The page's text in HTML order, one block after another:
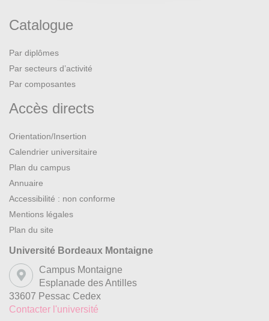
Catalogue
Par diplômes
Par secteurs d’activité
Par composantes
Accès directs
Orientation/Insertion
Calendrier universitaire
Plan du campus
Annuaire
Accessibilité : non conforme
Mentions légales
Plan du site
Université Bordeaux Montaigne
Campus Montaigne
Esplanade des Antilles
33607 Pessac Cedex
Contacter l'université